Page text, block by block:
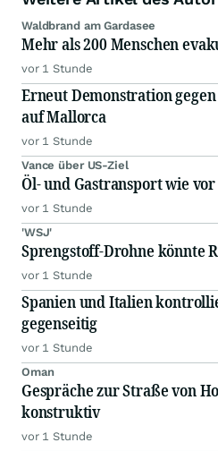
Waldbrand am Gardasee
Mehr als 200 Menschen
vor 1 Stunde
Erneut Demonstration
auf Mallorca
vor 1 Stunde
Vance über US-Ziel
Öl- und Gastransport wie
vor 1 Stunde
'WSJ'
Sprengstoff-Drohne könnte
vor 1 Stunde
Spanien und Italien
gegenseitig
vor 1 Stunde
Oman
Gespräche zur Straße von
konstruktiv
vor 1 Stunde